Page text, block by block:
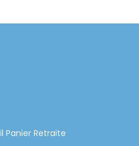
Panier Retraite